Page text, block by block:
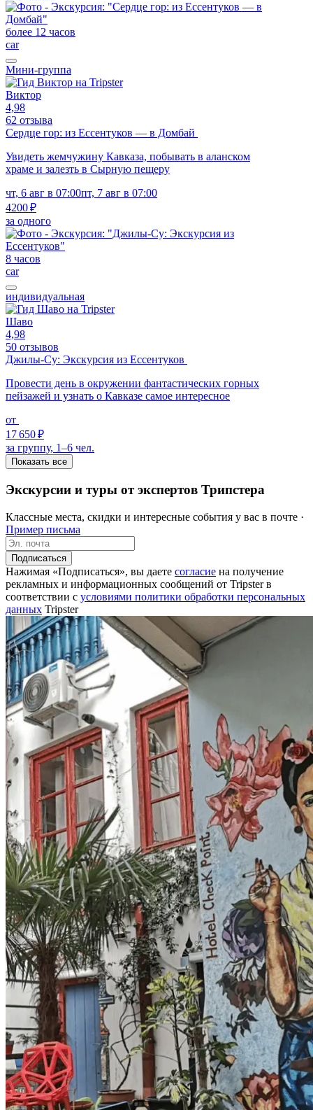
более 12 часов
car
Мини-группа
Виктор
4,98
62 отзыва
Сердце гор: из Ессентуков — в Домбай
Увидеть жемчужину Кавказа, побывать в аланском
храме и залезть в Сырную пещеру
чт, 6 авг в 07:00пт, 7 авг в 07:00
4200 ₽
за одного
8 часов
car
индивидуальная
Шаво
4,98
50 отзывов
Джилы-Су: Экскурсия из Ессентуков
Провести день в окружении фантастических горных
пейзажей и узнать о Кавказе самое интересное
от
17 650 ₽
за группу, 1–6 чел.
Показать все
Экскурсии и туры от экспертов Трипстера
Классные места, скидки и интересные события у вас в почте ·
Пример письма
Подписаться
Нажимая «Подписаться», вы даете согласие на получение
рекламных и информационных сообщений от Tripster в
соответствии c условиями политики обработки персональных
данных Tripster